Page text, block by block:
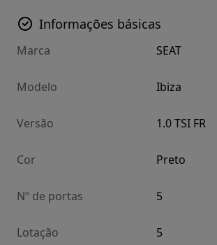
Informações básicas
Marca SEAT
Modelo Ibiza
Versão 1.0 TSI FR
Cor Preto
Nº de portas 5
Lotação 5